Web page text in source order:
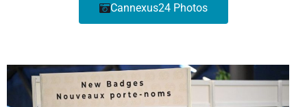
Cannexus24 Photos